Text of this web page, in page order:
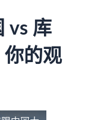
vs 库
你的观